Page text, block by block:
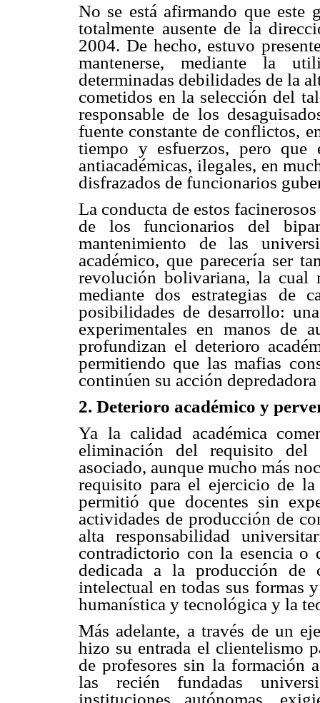
No se está afirmando que este
totalmente ausente de la
2004. De hecho, estuvo
mantenerse, mediante la
determinadas debilidades de la
cometidos en la selección del
responsable de los
fuente constante de conflictos,
tiempo y esfuerzos, pero que
antiacadémicas, ilegales, en
disfrazados de funcionarios
La conducta de estos
de los funcionarios del
mantenimiento de las
académico, que parecería ser
revolución bolivariana, la cual
mediante dos estrategias de
posibilidades de desarrollo:
experimentales en manos de
profundizan el deterioro
permitiendo que las mafias
continúen su acción
2. Deterioro académico y
Ya la calidad académica
eliminación del requisito del
asociado, aunque mucho más
requisito para el ejercicio de
permitió que docentes sin
actividades de producción de
alta responsabilidad
contradictorio con la esencia o
dedicada a la producción de
intelectual en todas sus formas
humanística y tecnológica y la
Más adelante, a través de un
hizo su entrada el clientelismo
de profesores sin la formación
las recién fundadas